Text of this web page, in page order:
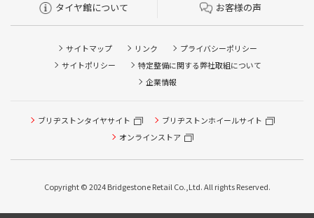
タイヤ館について お客様の声
サイトマップ リンク
プライバシーポリシー
サイトポリシー
特定整備に関する弊社取組について
企業情報
ブリヂストンタイヤサイト
ブリヂストンホイールサイト
オンラインストア
Copyright © 2024 Bridgestone Retail Co.,Ltd. All rights Reserved.
タイヤ点検・安全点検/タイヤ履き替え/オイル交換/その他
ピット作業の予約
本日のタイヤ履き替え順番待ち予約 ※クローク契約会員の